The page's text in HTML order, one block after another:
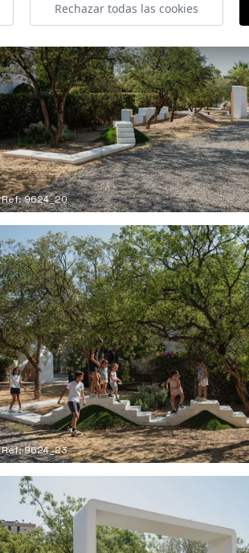
Ref: 9624_20
Ref: 9624_23
Rechazar todas las cookies